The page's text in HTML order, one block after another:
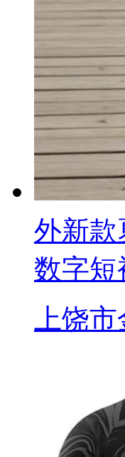
外新款
数字短
上饶